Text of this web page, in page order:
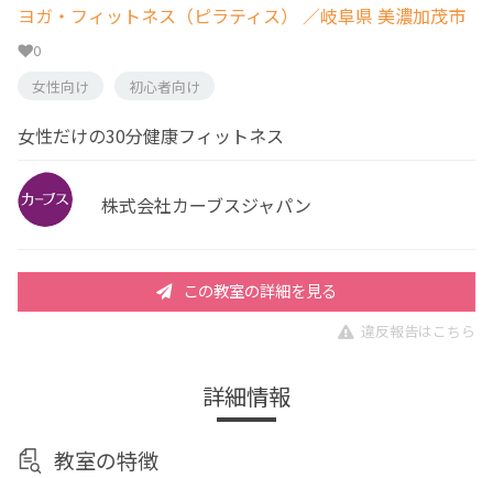
ヨガ・フィットネス（ピラティス） ／岐阜県 美濃加茂市
0
女性向け
初心者向け
女性だけの30分健康フィットネス
株式会社カーブスジャパン
この教室の詳細を見る
違反報告はこちら
詳細情報
教室の特徴